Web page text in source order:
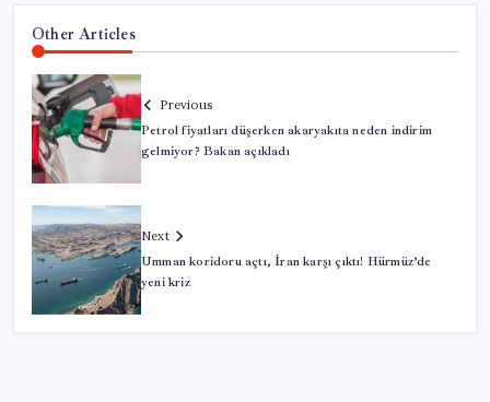
Other Articles
Previous
Petrol fiyatları düşerken akaryakıta neden indirim
gelmiyor? Bakan açıkladı
Next
Umman koridoru açtı, İran karşı çıktı! Hürmüz’de
yeni kriz